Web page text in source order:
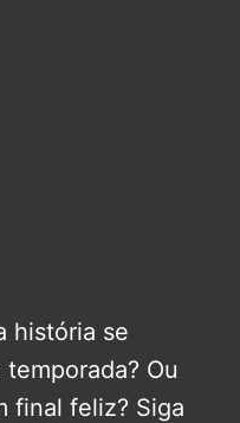
história se
Ou
final feliz? Siga